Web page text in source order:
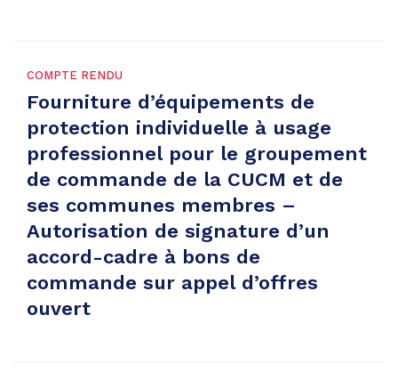
COMPTE RENDU
Fourniture d’équipements de
protection individuelle à usage
professionnel pour le groupement
de commande de la CUCM et de
ses communes membres –
Autorisation de signature d’un
accord-cadre à bons de
commande sur appel d’offres
ouvert